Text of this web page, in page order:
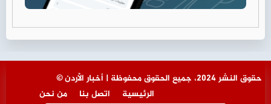
© حقوق النشر 2024، جميع الحقوق محفوظة | أخبار الأردن
من نحن
اتصل بنا الرئيسية